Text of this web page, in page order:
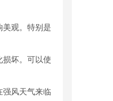
美观。特别是
损坏。可以使
强风天气来临